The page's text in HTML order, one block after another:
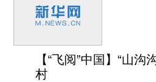
【“飞阅”中国】“山
村